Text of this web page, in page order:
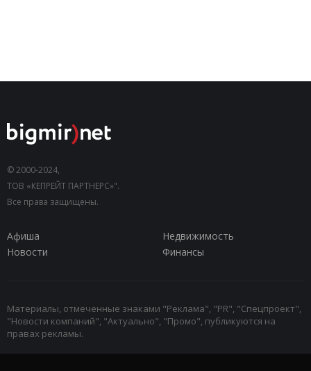
© 2000-2024,
ТОВ «КЕПРЕЙТ ПАРТНЕРС»".
Все права защищены.
Афиша
Недвижимость
Новости
Финансы
Материалы, отмеченные знаками "Реклама", "PR", "Спецпроект",
"Новости компаний", "Актуально", "Промо", публикуются на
правах рекламы.